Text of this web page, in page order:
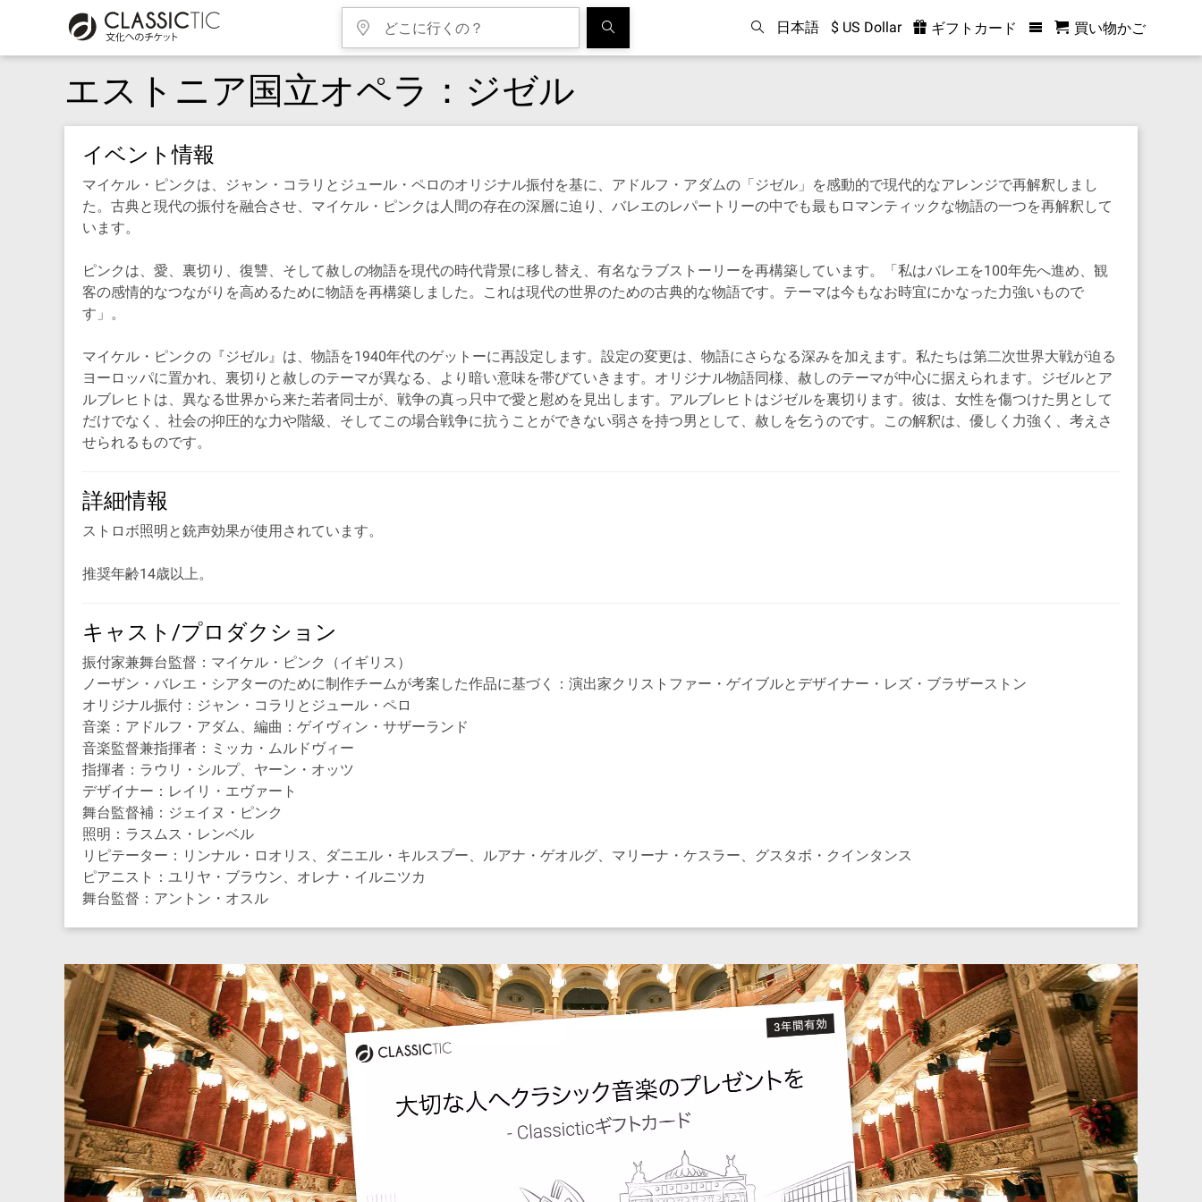
日本語 $ US Dollar ギフトカード 買い物かご
エストニア国立オペラ：ジゼル
イベント情報
マイケル・ピンクは、ジャン・コラリとジュール・ペロのオリジナル振付を基に、アドルフ・アダムの「ジゼル」を感動的で現代的なアレンジで再解釈しまし
た。古典と現代の振付を融合させ、マイケル・ピンクは人間の存在の深層に迫り、バレエのレパートリーの中でも最もロマンティックな物語の一つを再解釈して
います。
ピンクは、愛、裏切り、復讐、そして赦しの物語を現代の時代背景に移し替え、有名なラブストーリーを再構築しています。「私はバレエを100年先へ進め、観
客の感情的なつながりを高めるために物語を再構築しました。これは現代の世界のための古典的な物語です。テーマは今もなお時宜にかなった力強いもので
す」。
マイケル・ピンクの『ジゼル』は、物語を1940年代のゲットーに再設定します。設定の変更は、物語にさらなる深みを加えます。私たちは第二次世界大戦が迫る
ヨーロッパに置かれ、裏切りと赦しのテーマが異なる、より暗い意味を帯びていきます。オリジナル物語同様、赦しのテーマが中心に据えられます。ジゼルとア
ルブレヒトは、異なる世界から来た若者同士が、戦争の真っ只中で愛と慰めを見出します。アルブレヒトはジゼルを裏切ります。彼は、女性を傷つけた男として
だけでなく、社会の抑圧的な力や階級、そしてこの場合戦争に抗うことができない弱さを持つ男として、赦しを乞うのです。この解釈は、優しく力強く、考えさ
せられるものです。
詳細情報
ストロボ照明と銃声効果が使用されています。
推奨年齢14歳以上。
キャスト/プロダクション
振付家兼舞台監督：マイケル・ピンク（イギリス）
ノーザン・バレエ・シアターのために制作チームが考案した作品に基づく：演出家クリストファー・ゲイブルとデザイナー・レズ・ブラザーストン
オリジナル振付：ジャン・コラリとジュール・ペロ
音楽：アドルフ・アダム、編曲：ゲイヴィン・サザーランド
音楽監督兼指揮者：ミッカ・ムルドヴィー
指揮者：ラウリ・シルプ、ヤーン・オッツ
デザイナー：レイリ・エヴァート
舞台監督補：ジェイヌ・ピンク
照明：ラスムス・レンベル
リピテーター：リンナル・ロオリス、ダニエル・キルスプー、ルアナ・ゲオルグ、マリーナ・ケスラー、グスタボ・クインタンス
ピアニスト：ユリヤ・ブラウン、オレナ・イルニツカ
舞台監督：アントン・オスル